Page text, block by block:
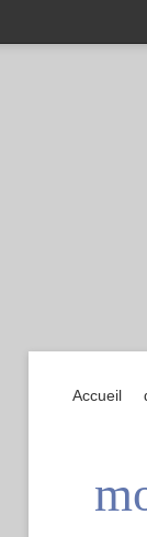
Accueil